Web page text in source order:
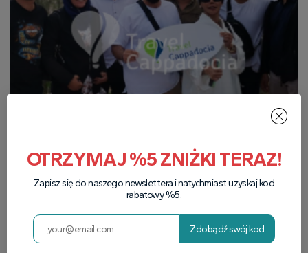
OTRZYMAJ %5 ZNIŻKI TERAZ!
Zapisz się do naszego newslettera i natychmiast uzyskaj kod
rabatowy %5.
Zdobądź swój kod